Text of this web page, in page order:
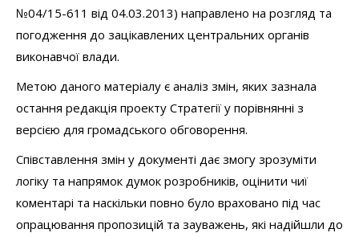
№04/15-611 від 04.03.2013) направлено на розгляд та
погодження до зацікавлених центральних органів
виконавчої влади.
Метою даного матеріалу є аналіз змін, яких зазнала
остання редакція проекту Стратегії у порівнянні з
версією для громадського обговорення.
Співставлення змін у документі дає змогу зрозуміти
логіку та напрямок думок розробників, оцінити чиї
коментарі та наскільки повно було враховано під час
опрацювання пропозицій та зауважень, які надійшли до